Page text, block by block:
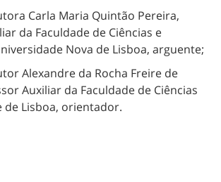
Carla Maria Quintão Pereira,
da Faculdade de Ciências e
Nova de Lisboa, arguente;
da Rocha Freire de
Auxiliar da Faculdade de Ciências
de Lisboa, orientador.